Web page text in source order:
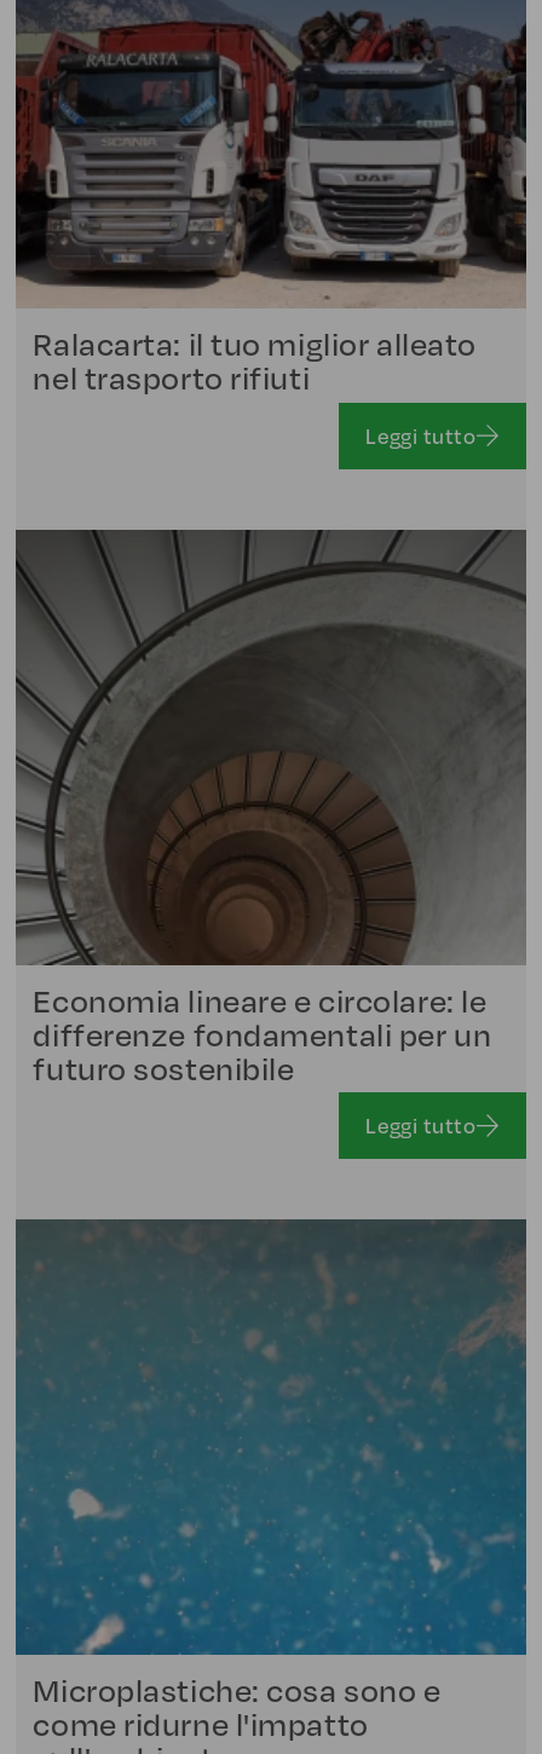
Ralacarta: il tuo miglior alleato
nel trasporto rifiuti
Leggi tutto
Economia lineare e circolare: le
differenze fondamentali per un
futuro sostenibile
Leggi tutto
Microplastiche: cosa sono e
come ridurne l'impatto